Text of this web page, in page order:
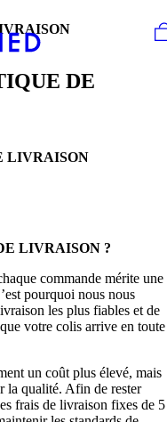
DE
LIVRAISON
LIVRAISON ?
commande mérite une
pourquoi nous nous
les plus fiables et de
votre colis arrive en toute
un coût plus élevé, mais
la qualité. Afin de rester
frais de livraison fixes de 5